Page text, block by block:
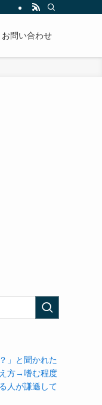
います。
お問い合わせ
」と聞かれた
方→嗜む程度
人が謙遜して